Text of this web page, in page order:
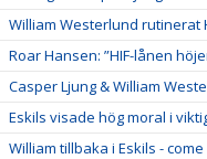
William Westerlund rutinerat
Roar Hansen: ”HIF-lånen
Casper Ljung & William
Eskils visade hög moral i
William tillbaka i Eskils -